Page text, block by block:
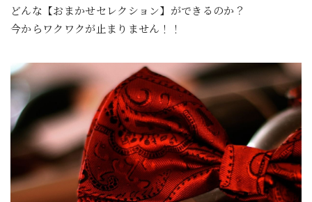
どんな【おまかせセレクション】ができるのか？
今からワクワクが止まりません！！